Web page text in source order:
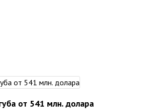
от 541 млн. долара